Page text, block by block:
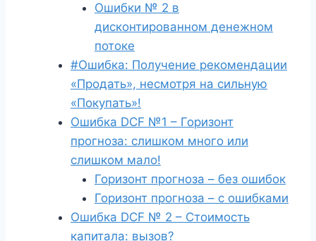
Ошибки № 2 в
дисконтированном денежном
потоке
#Ошибка: Получение рекомендации
«Продать», несмотря на сильную
«Покупать»!
Ошибка DCF №1 – Горизонт
прогноза: слишком много или
слишком мало!
Горизонт прогноза – без ошибок
Горизонт прогноза – с ошибками
Ошибка DCF № 2 – Стоимость
капитала: вызов?